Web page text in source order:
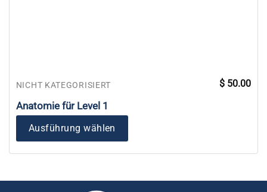
NICHT KATEGORISIERT
Anatomie für Level 1
$ 50.00
Ausführung wählen